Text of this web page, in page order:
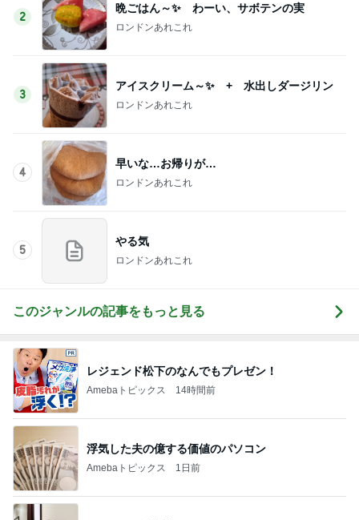
2
晩ごはん～✨ わーい、サボテンの実
ロンドンあれこれ
3
アイスクリーム～✨ + 水出しダージリン
ロンドンあれこれ
4
早いな…お帰りが…
ロンドンあれこれ
5
やる気
ロンドンあれこれ
このジャンルの記事をもっと見る
レジェンド松下のなんでもプレゼン！
Amebaトピックス 14時間前
浮気した夫の億する価値のパソコン
Amebaトピックス 1日前